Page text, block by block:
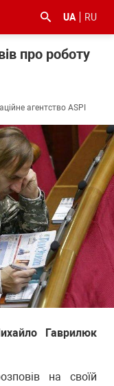
UA RU
про роботу
агентство ASPI
Гаврилюк
на своїй
#коронавірус